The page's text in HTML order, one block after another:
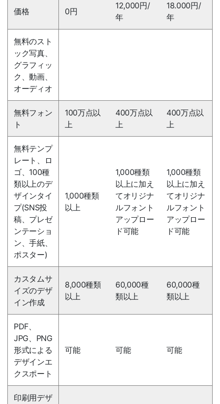
価格 0円
12,000円/
年
18.000円/
年
無料のスト
ック写真、
グラフィッ
ク、動画、
オーディオ
無料フォン
ト
100万点以
上
400万点以
上
400万点以
上
無料テンプ
レート、ロ
ゴ、100種
類以上のデ
ザインタイ
プ(SNS投
稿、プレゼ
ンテーショ
ン、手紙、
ポスター)
1,000種類
以上
1,000種類
以上に加え
てオリジナ
ルフォント
アップロー
ド可能
1,000種類
以上に加え
てオリジナ
ルフォント
アップロー
ド可能
カスタムサ
イズのデザ
イン作成
8,000種類
以上
60,000種
類以上
60,000種
類以上
PDF、
JPG、PNG
形式による
デザインエ
クスポート
可能 可能 可能
印刷用デザ